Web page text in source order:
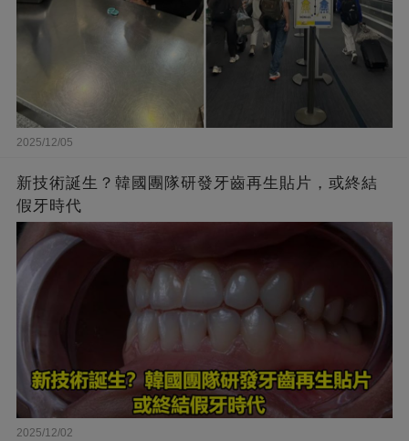
2025/12/05
新技術誕生？韓國團隊研發牙齒再生貼片，或終結
假牙時代
2025/12/02